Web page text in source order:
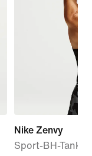
Nike Zenvy
Sport-BH-